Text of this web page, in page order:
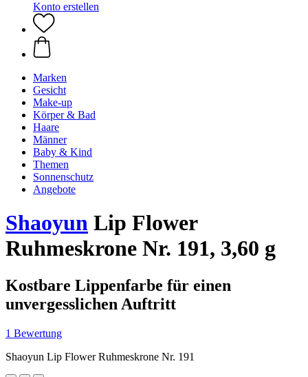
Konto erstellen
Marken
Gesicht
Make-up
Körper & Bad
Haare
Männer
Baby & Kind
Themen
Sonnenschutz
Angebote
Shaoyun Lip Flower
Ruhmeskrone Nr. 191, 3,60 g
Kostbare Lippenfarbe für einen
unvergesslichen Auftritt
1 Bewertung
Shaoyun Lip Flower Ruhmeskrone Nr. 191